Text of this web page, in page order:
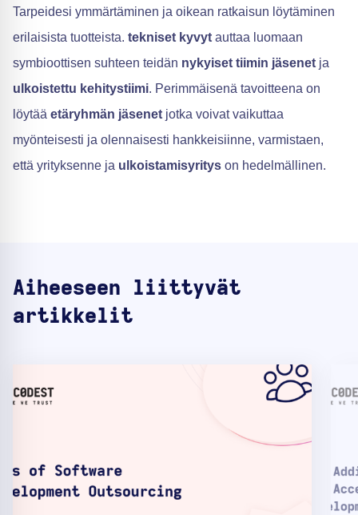
Tarpeidesi ymmärtäminen ja oikean ratkaisun löytäminen
erilaisista tuotteista. tekniset kyvyt auttaa luomaan
symbioottisen suhteen teidän nykyiset tiimin jäsenet ja
ulkoistettu kehitystiimi. Perimmäisenä tavoitteena on
löytää etäryhmän jäsenet jotka voivat vaikuttaa
myönteisesti ja olennaisesti hankkeisiinne, varmistaen,
että yrityksenne ja ulkoistamisyritys on hedelmällinen.
Aiheeseen liittyvät
artikkelit